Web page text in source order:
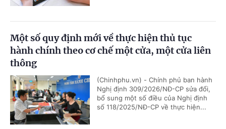
Một số quy định mới về thực hiện thủ tục
hành chính theo cơ chế một cửa, một cửa liên
thông
(Chinhphu.vn) - Chính phủ ban hành
Nghị định 309/2026/NĐ-CP sửa đổi,
bổ sung một số điều của Nghị định
số 118/2025/NĐ-CP về thực hiện...